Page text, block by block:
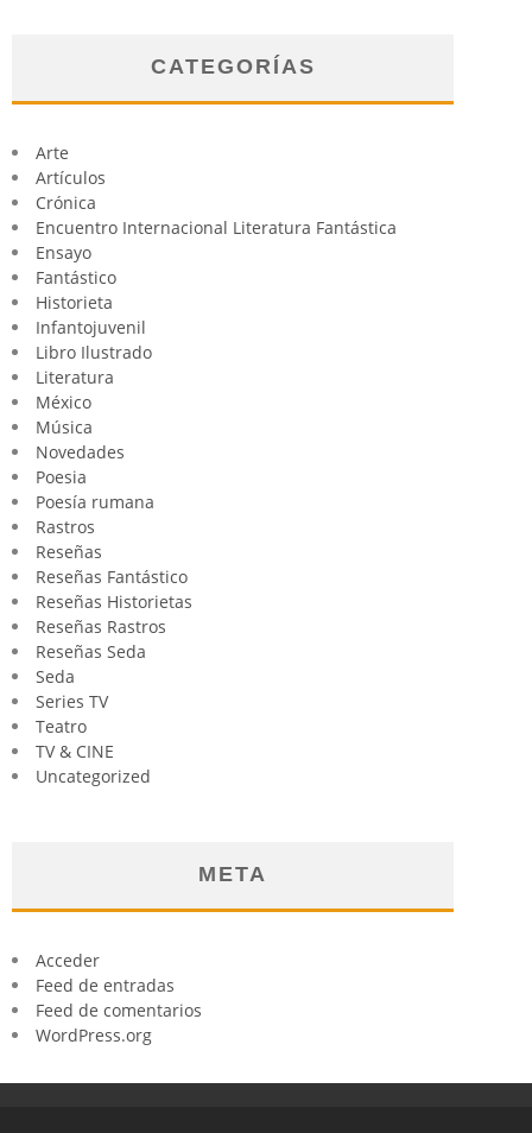
CATEGORÍAS
Arte
Artículos
Crónica
Encuentro Internacional Literatura Fantástica
Ensayo
Fantástico
Historieta
Infantojuvenil
Libro Ilustrado
Literatura
México
Música
Novedades
Poesia
Poesía rumana
Rastros
Reseñas
Reseñas Fantástico
Reseñas Historietas
Reseñas Rastros
Reseñas Seda
Seda
Series TV
Teatro
TV & CINE
Uncategorized
META
Acceder
Feed de entradas
Feed de comentarios
WordPress.org